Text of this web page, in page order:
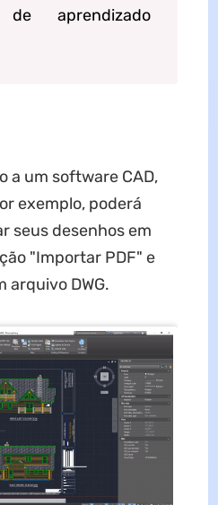
aprendizado
a um software CAD,
exemplo, poderá
seus desenhos em
"Importar PDF" e
arquivo DWG.